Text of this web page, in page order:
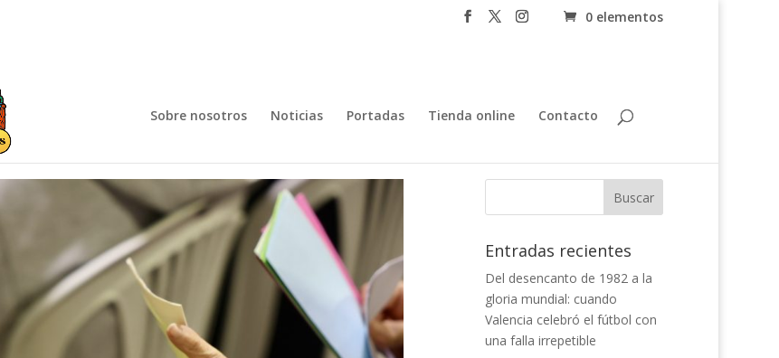
0 elementos
Sobre nosotros Noticias Portadas Tienda online Contacto
Entradas recientes
Del desencanto de 1982 a la
gloria mundial: cuando
Valencia celebró el fútbol con
una falla irrepetible